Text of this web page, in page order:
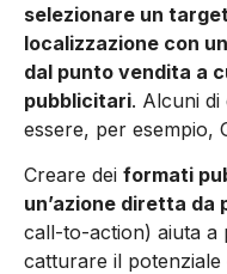
selezionare un
localizzazione con
dal punto vendita a
pubblicitari. Alcuni di
essere, per esempio,
Creare dei formati
un’azione diretta da
call-to-action) aiuta a
catturare il